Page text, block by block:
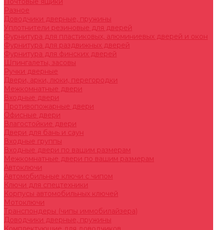
Разное
Доводчики дверные, пружины
Уплотнители резиновые для дверей
Фурнитура для пластиковых, алюминиевых дверей и окон
Фурнитура для раздвижных дверей
Фурнитура для финских дверей
Шпингалеты, засовы
Ручки дверные
Двери, арки, люки, перегородки
Межкомнатные двери
Входные двери
Противопожарные двери
Офисные двери
Влагостойкие двери
Двери для бань и саун
Входные группы
Входные двери по вашим размерам
Межкомнатные двери по вашим размерам
Автоключи
Автомобильные ключи с чипом
Ключи для спецтехники
Корпусы автомобильных ключей
Мотоключи
Транспондеры (чипы иммобилайзера)
Доводчики дверные, пружины